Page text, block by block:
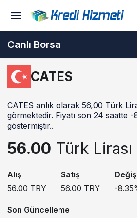
Canlı Borsa
CATES
CATES anlık olarak 56,00 Türk
görmektedir. Fiyatı son 24 saatte -
göstermiştir..
56.00 Türk Lirası
Alış
56.00 TRY
Satış
56.00 TRY
-8.35
Son Güncelleme